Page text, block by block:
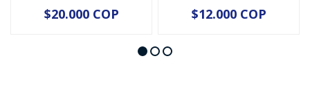
$20.000 COP $12.000 COP